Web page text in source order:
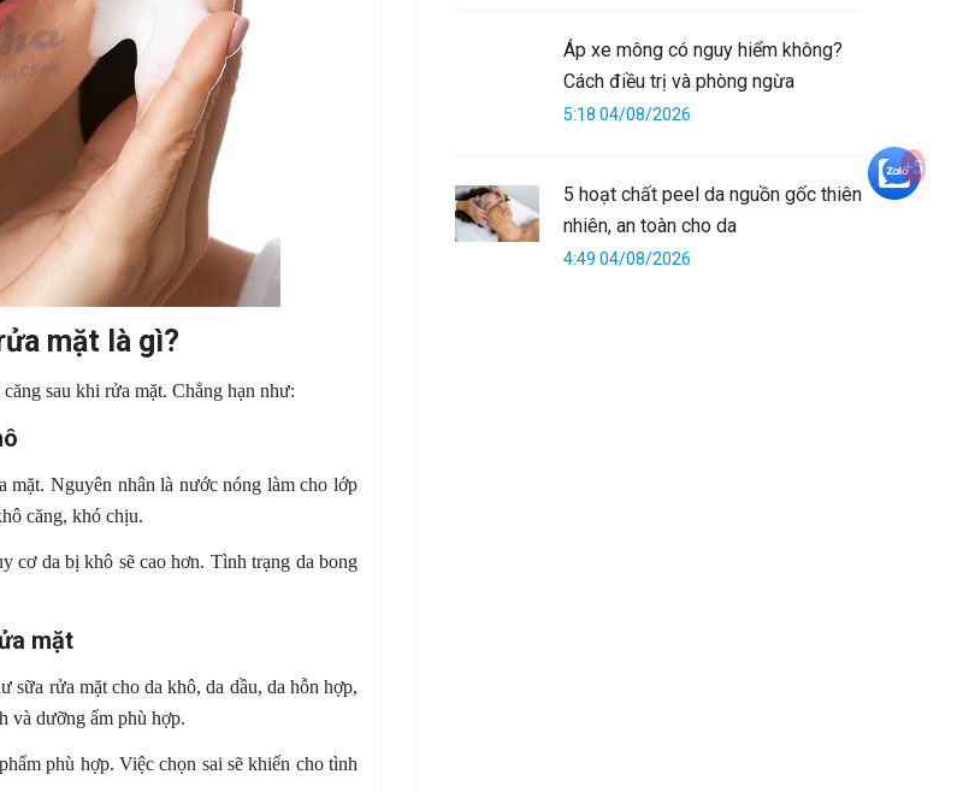
mặt là gì?
sau khi rửa mặt. Chẳng hạn như:
mặt. Nguyên nhân là nước nóng làm cho lớp
căng, khó chịu.
cơ da bị khô sẽ cao hơn. Tình trạng da bong
mặt
sữa rửa mặt cho da khô, da dầu, da hỗn hợp,
và dưỡng ẩm phù hợp.
phù hợp. Việc chọn sai sẽ khiến cho tình
Áp xe mông có nguy hiểm không?
Cách điều trị và phòng ngừa
5:18 04/08/2026
5 hoạt chất peel da nguồn gốc thiên
nhiên, an toàn cho da
4:49 04/08/2026
+5